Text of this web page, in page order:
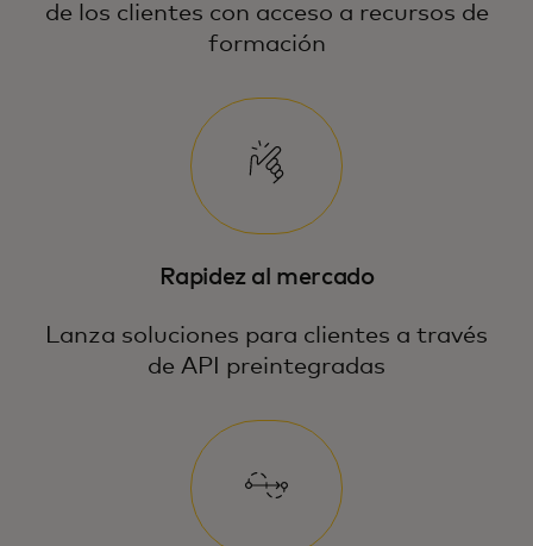
de los clientes con acceso a recursos de
formación
Rapidez al mercado
Lanza soluciones para clientes a través
de API preintegradas